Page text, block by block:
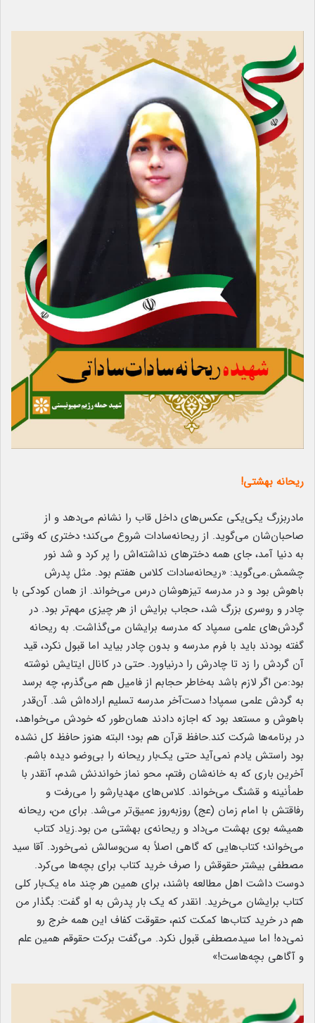
ریحانه بهشتی!
مادربزرگ یکی‌یکی عکس‌های داخل قاب را نشانم می‌دهد و از
صاحبان‌شان می‌گوید. از ریحانه‌سادات شروع می‌کند؛ دختری که وقتی
به دنیا آمد، جای همه دخترهای نداشته‌اش را پر کرد و شد نور
چشمش.می‌گوید: «ریحانه‌سادات کلاس هفتم بود. مثل پدرش
باهوش بود و در مدرسه تیزهوشان درس می‌خواند. از همان کودکی با
چادر و روسری بزرگ شد، حجاب برایش از هر چیزی مهم‌تر بود. در
گردش‌های علمی سمپاد که مدرسه برایشان می‌گذاشت. به ریحانه
گفته بودند باید با فرم مدرسه و بدون چادر بیاید اما قبول نکرد، قید
آن گردش را زد تا چادرش را درنیاورد. حتی در کانال ایتایش نوشته
بود:من اگر لازم باشد به‌خاطر حجابم از فامیل هم می‌گذرم، چه برسد
به گردش علمی سمپاد! دست‌آخر مدرسه تسلیم اراده‌اش شد. آن‌قدر
باهوش و مستعد بود که اجازه دادند همان‌طور که خودش می‌خواهد،
در برنامه‌ها شرکت کند.حافظ قرآن هم بود؛ البته هنوز حافظ کل نشده
بود راستش یادم نمی‌آید حتی یک‌بار ریحانه را بی‌وضو دیده باشم.
آخرین باری که به خانه‌شان رفتم، محو نماز خواندنش شدم، آنقدر با
طمأنینه‌ و قشنگ می‌خواند. کلاس‌های مهدیارشو را می‌رفت و
رفاقتش با امام زمان (عج) روزبه‌روز عمیق‌تر می‌شد. برای من، ریحانه
همیشه بوی بهشت می‌داد و ریحانه‌ی بهشتی من بود.زیاد کتاب
می‌خواند؛ کتاب‌هایی که گاهی اصلاً به سن‌وسالش نمی‌خورد. آقا سید
مصطفی بیشتر حقوقش را صرف خرید کتاب برای بچه‌ها می‌کرد.
دوست داشت اهل مطالعه باشند، برای همین هر چند ماه یک‌بار کلی
کتاب برایشان می‌خرید. انقدر که یک بار پدرش به او گفت: بگذار من
هم در خرید کتاب‌ها کمکت کنم، حقوقت کفاف این همه خرج رو
نمی‌ده! اما سیدمصطفی قبول نکرد. می‌گفت برکت حقوقم همین علم
و آگاهی بچه‌هاست!»